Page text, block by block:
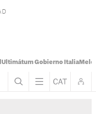
Ultimátum Gobierno Italia